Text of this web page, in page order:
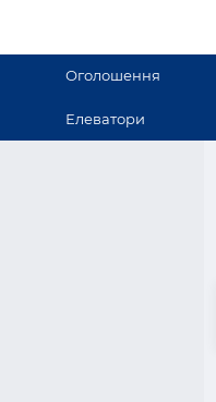
Оголошення
Елеватори